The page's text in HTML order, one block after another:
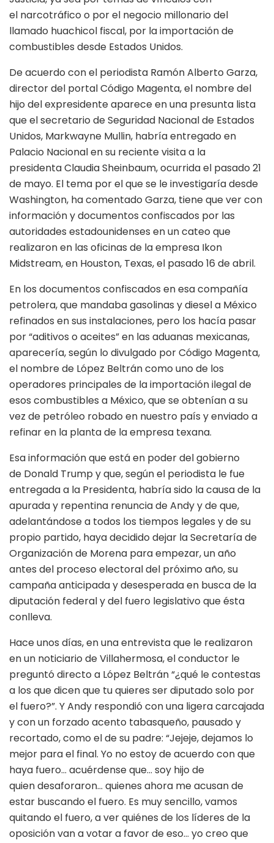
el narcotráfico o por el negocio millonario del
llamado huachicol fiscal, por la importación de
combustibles desde Estados Unidos.
De acuerdo con el periodista Ramón Alberto Garza,
director del portal Código Magenta, el nombre del
hijo del expresidente aparece en una presunta lista
que el secretario de Seguridad Nacional de Estados
Unidos, Markwayne Mullin, habría entregado en
Palacio Nacional en su reciente visita a la
presidenta Claudia Sheinbaum, ocurrida el pasado 21
de mayo. El tema por el que se le investigaría desde
Washington, ha comentado Garza, tiene que ver con
información y documentos confiscados por las
autoridades estadounidenses en un cateo que
realizaron en las oficinas de la empresa Ikon
Midstream, en Houston, Texas, el pasado 16 de abril.
En los documentos confiscados en esa compañía
petrolera, que mandaba gasolinas y diesel a México
refinados en sus instalaciones, pero los hacía pasar
por “aditivos o aceites” en las aduanas mexicanas,
aparecería, según lo divulgado por Código Magenta,
el nombre de López Beltrán como uno de los
operadores principales de la importación ilegal de
esos combustibles a México, que se obtenían a su
vez de petróleo robado en nuestro país y enviado a
refinar en la planta de la empresa texana.
Esa información que está en poder del gobierno
de Donald Trump y que, según el periodista le fue
entregada a la Presidenta, habría sido la causa de la
apurada y repentina renuncia de Andy y de que,
adelantándose a todos los tiempos legales y de su
propio partido, haya decidido dejar la Secretaría de
Organización de Morena para empezar, un año
antes del proceso electoral del próximo año, su
campaña anticipada y desesperada en busca de la
diputación federal y del fuero legislativo que ésta
conlleva.
Hace unos días, en una entrevista que le realizaron
en un noticiario de Villahermosa, el conductor le
preguntó directo a López Beltrán “¿qué le contestas
a los que dicen que tu quieres ser diputado solo por
el fuero?”. Y Andy respondió con una ligera carcajada
y con un forzado acento tabasqueño, pausado y
recortado, como el de su padre: “Jejeje, dejamos lo
mejor para el final. Yo no estoy de acuerdo con que
haya fuero… acuérdense que… soy hijo de
quien desaforaron… quienes ahora me acusan de
estar buscando el fuero. Es muy sencillo, vamos
quitando el fuero, a ver quiénes de los líderes de la
oposición van a votar a favor de eso… yo creo que